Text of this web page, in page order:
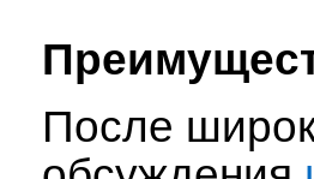
После